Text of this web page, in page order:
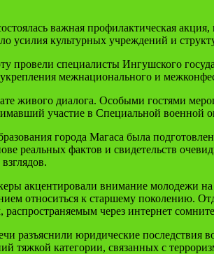
важная профилактическая
усилия культурных учреждений и
провели специалисты Ингушского
межнационального и
живого диалога. Особыми гостями
участие в Специальной военной
города Магаса была
реальных фактов и свидетельств
акцентировали внимание молодежи
относиться к старшему поколению.
через интернет
разъяснили юридические последствия
тяжкой категории, связанных с